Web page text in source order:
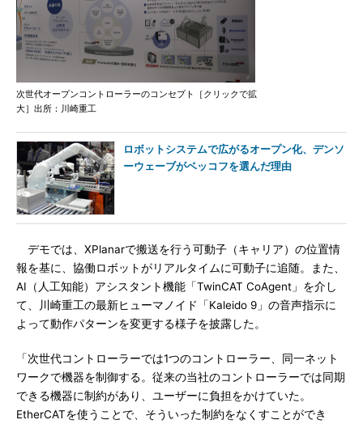
次世代オープンコントローラーのコンセプト［クリックで拡
大］出所：川崎重工
ロボットシステムで広がるオープン化、デンソ
ーウェーブがベッコフを選んだ理由
デモでは、XPlanarで搬送を行う可動子（キャリア）の位置情
報を基に、協働ロボットがリアルタイムに可動子に追随。また、
AI（人工知能）アシスタント機能「TwinCAT CoAgent」を介し
て、川崎重工の最新ヒューマノイド「Kaleido 9」の音声指示に
よって動作パターンを変更する様子を披露した。
「次世代コントローラーでは1つのコントローラー、同一ネット
ワークで機器を制御する。従来の当社のコントローラーでは同期
できる機器に制約があり、ユーザーに負担をかけていた。
EtherCATを使うことで、そういった制約をなくすことができ